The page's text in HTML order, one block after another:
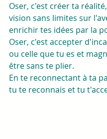
Oser, c'est créer ta
vision sans limites sur
enrichir tes idées par la
Oser, c'est accepter
ou celle que tu es et
être sans te plier.
En te reconnectant à ta
tu te reconnais et tu